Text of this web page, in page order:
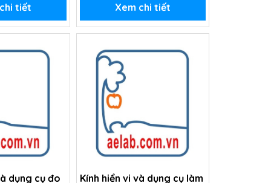
tiết Xem chi tiết
Kính hiển vi và dụng cụ làm